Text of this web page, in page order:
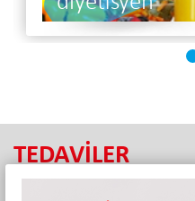
TEDAVİLER